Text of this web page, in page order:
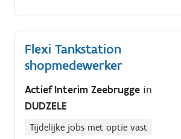
Flexi Tankstation
shopmedewerker
Actief Interim Zeebrugge in
DUDZELE
Tijdelijke jobs met optie vast